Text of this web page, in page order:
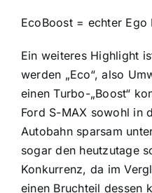
EcoBoost = echter Ego
Ein weiteres Highlight
werden „Eco“, also
einen Turbo-„Boost“
Ford S-MAX sowohl in
Autobahn sparsam
sogar den heutzutage
Konkurrenz, da im
einen Bruchteil dessen